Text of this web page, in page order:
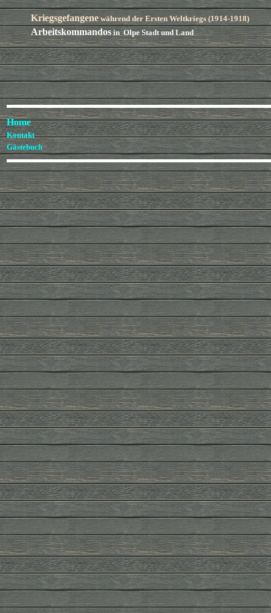
Kriegsgefangene während der Ersten Weltkriegs (1914-1918)
Arbeitskommandos in Olpe Stadt und Land
Home
Kontakt
Gästebuch